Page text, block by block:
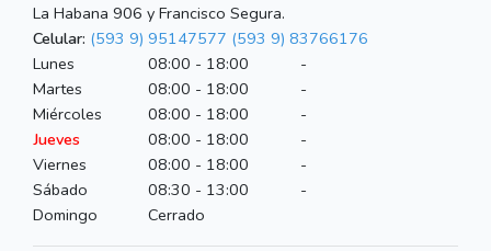
La Habana 906 y Francisco Segura.
Celular: (593 9) 95147577 (593 9) 83766176
Lunes
08:00 - 18:00
-
Martes
08:00 - 18:00
-
Miércoles
08:00 - 18:00
-
Jueves
08:00 - 18:00
-
Viernes
08:00 - 18:00
-
Sábado
08:30 - 13:00
-
Domingo
Cerrado